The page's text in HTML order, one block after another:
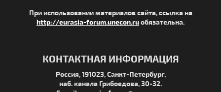
При использовании материалов сайта, ссылка на
http://eurasia-forum.unecon.ruобязательна.
КОНТАКТНАЯ ИНФОРМАЦИЯ
Россия, 191023, Санкт-Петербург,
наб. канала Грибоедова, 30-32.